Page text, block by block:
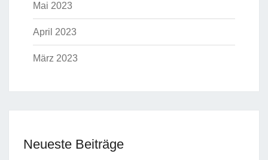
Mai 2023
April 2023
März 2023
Neueste Beiträge